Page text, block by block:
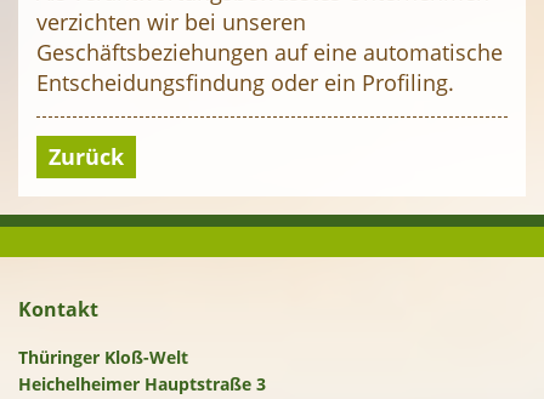
verzichten wir bei unseren
Geschäftsbeziehungen auf eine automatische
Entscheidungsfindung oder ein Profiling.
Zurück
Kontakt
Thüringer Kloß-Welt
Heichelheimer Hauptstraße 3